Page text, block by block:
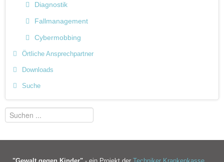
Diagnostik
Fallmanagement
Cybermobbing
Örtliche Ansprechpartner
Downloads
Suche